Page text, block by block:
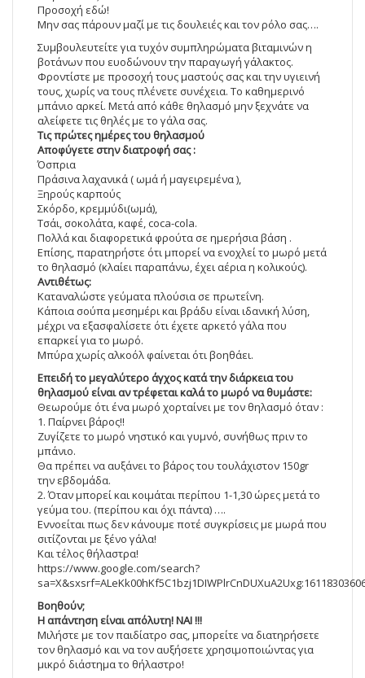
Προσοχή εδώ!
Μην σας πάρουν μαζί με τις δουλειές και τον ρόλο σας….
Συμβουλευτείτε για τυχόν συμπληρώματα βιταμινών η
βοτάνων που ευοδώνουν την παραγωγή γάλακτος.
Φροντίστε με προσοχή τους μαστούς σας και την υγιεινή
τους, χωρίς να τους πλένετε συνέχεια. Το καθημερινό
μπάνιο αρκεί. Μετά από κάθε θηλασμό μην ξεχνάτε να
αλείφετε τις θηλές με το γάλα σας.
Τις πρώτες ημέρες του θηλασμού
Αποφύγετε στην διατροφή σας :
Όσπρια
Πράσινα λαχανικά ( ωμά ή μαγειρεμένα ),
Ξηρούς καρπούς
Σκόρδο, κρεμμύδι(ωμά),
Τσάι, σοκολάτα, καφέ, coca-cola.
Πολλά και διαφορετικά φρούτα σε ημερήσια βάση .
Επίσης, παρατηρήστε ότι μπορεί να ενοχλεί το μωρό μετά
το θηλασμό (κλαίει παραπάνω, έχει αέρια η κολικούς).
Αντιθέτως:
Καταναλώστε γεύματα πλούσια σε πρωτεΐνη.
Κάποια σούπα μεσημέρι και βράδυ είναι ιδανική λύση,
μέχρι να εξασφαλίσετε ότι έχετε αρκετό γάλα που
επαρκεί για το μωρό.
Μπύρα χωρίς αλκοόλ φαίνεται ότι βοηθάει.
Επειδή το μεγαλύτερο άγχος κατά την διάρκεια του
θηλασμού είναι αν τρέφεται καλά το μωρό να θυμάστε:
Θεωρούμε ότι ένα μωρό χορταίνει με τον θηλασμό όταν :
1. Παίρνει βάρος!!
Ζυγίζετε το μωρό νηστικό και γυμνό, συνήθως πριν το
μπάνιο.
Θα πρέπει να αυξάνει το βάρος του τουλάχιστον 150gr
την εβδομάδα.
2. Όταν μπορεί και κοιμάται περίπου 1-1,30 ώρες μετά το
γεύμα του. (περίπου και όχι πάντα) ….
Εννοείται πως δεν κάνουμε ποτέ συγκρίσεις με μωρά που
σιτίζονται με ξένο γάλα!
Και τέλος θήλαστρα!
https://www.google.com/search?
Βοηθούν;
Η απάντηση είναι απόλυτη! ΝΑΙ !!!
Μιλήστε με τον παιδίατρο σας, μπορείτε να διατηρήσετε
τον θηλασμό και να τον αυξήσετε χρησιμοποιώντας για
μικρό διάστημα το θήλαστρο!